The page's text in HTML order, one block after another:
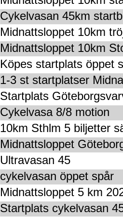
Cykelvasan 45km
Midnattsloppet 10km
Midnattsloppet 10km
Köpes startplats öppet
1-3 st startplatser
Startplats
Cykelvasa 8/8 motion
10km Sthlm 5 biljetter
Midnattsloppet
Ultravasan 45
cykelvasan öppet spår
Midnattsloppet 5 km
Startplats cykelvasan